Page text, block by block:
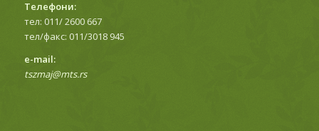
Телефони:
тел: 011/ 2600 667
тел/факс: 011/3018 945
е-mail:
tszmaj@mts.rs